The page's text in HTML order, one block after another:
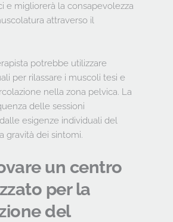
e migliorerà la consapevolezza
attraverso il
potrebbe utilizzare
per rilassare i muscoli tesi e
nella zona pelvica. La
delle sessioni
esigenze individuali del
gravità dei sintomi.
un centro
per la
del